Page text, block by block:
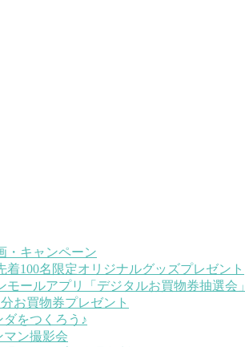
・キャンペーン
着100名限定オリジナルグッズプレゼント
モールアプリ「デジタルお買物券抽選会」
お買物券プレゼント
ダをつくろう♪
マン撮影会